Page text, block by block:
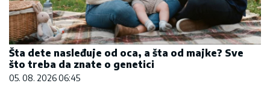
Šta dete nasleđuje od oca, a šta od majke? Sve
što treba da znate o genetici
05. 08. 2026 06:45